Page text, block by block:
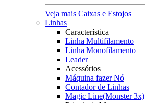
Veja mais Caixas e Estojos
Linhas
Característica
Linha Multifilamento
Linha Monofilamento
Leader
Acessórios
Máquina fazer Nó
Contador de Linhas
Magic Line(Monster 3x)